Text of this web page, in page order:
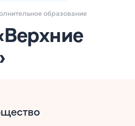
образование